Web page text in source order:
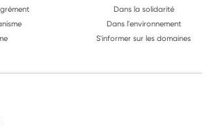
Dans la solidarité
Dans l'environnement
S'informer sur les domaines